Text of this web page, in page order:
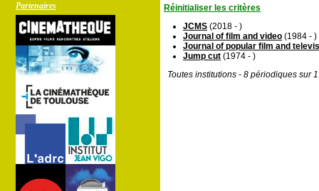
Partenaires
Réinitialiser les critères
JCMS (2018 - )
Journal of film and video (1984 - )
Journal of popular film and
Jump cut (1974 - )
Toutes institutions - 8 périodiques sur